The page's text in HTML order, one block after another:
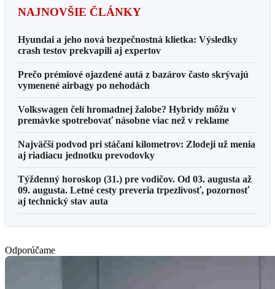
NAJNOVŠIE ČLÁNKY
Hyundai a jeho nová bezpečnostná klietka: Výsledky
crash testov prekvapili aj expertov
Prečo prémiové ojazdené autá z bazárov často skrývajú
vymenené airbagy po nehodách
Volkswagen čelí hromadnej žalobe? Hybridy môžu v
premávke spotrebovať násobne viac než v reklame
Najväčší podvod pri stáčaní kilometrov: Zlodeji už menia
aj riadiacu jednotku prevodovky
Týždenný horoskop (31.) pre vodičov. Od 03. augusta až
09. augusta. Letné cesty preveria trpezlivosť, pozornosť
aj technický stav auta
Odporúčame